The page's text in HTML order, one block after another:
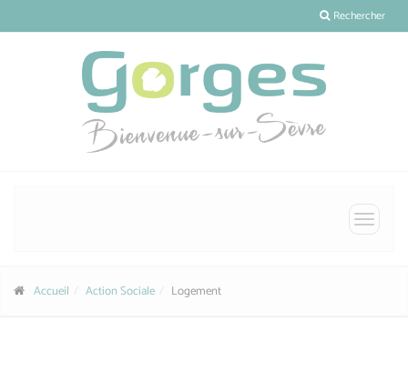
Rechercher
Toggle
Accueil Action Sociale Logement